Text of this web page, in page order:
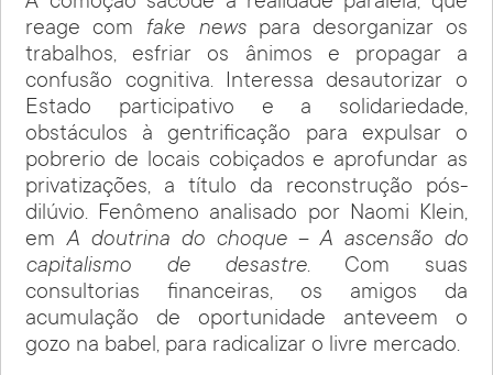
reage com fake newspara desorganizar os
trabalhos, esfriar os ânimos e propagar a
confusão cognitiva. Interessa desautorizar o
Estado participativo e a solidariedade,
obstáculos à gentrificação para expulsar o
pobrerio de locais cobiçados e aprofundar as
privatizações, a título da reconstrução pós-
dilúvio. Fenômeno analisado por Naomi Klein,
emA doutrina do choque – A ascensão do
capitalismo de desastre. Com suas
consultorias financeiras, os amigos da
acumulação de oportunidade anteveem o
gozo na babel, para radicalizar o livre mercado.